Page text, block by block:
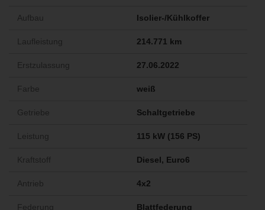
Aufbau Isolier-/Kühlkoffer
Laufleistung 214.771 km
Erstzulassung 27.06.2022
Farbe weiß
Getriebe Schaltgetriebe
Leistung 115 kW (156 PS)
Kraftstoff Diesel, Euro6
Antrieb 4x2
Federung Blattfederung